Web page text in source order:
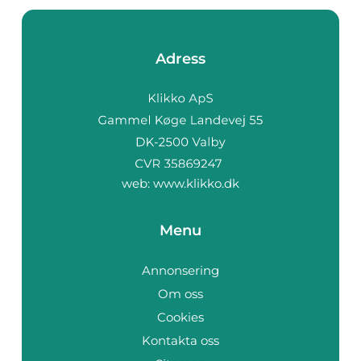
Adress
web: www.klikko.dk
Menu
Annonsering
Om oss
Cookies
Kontakta oss